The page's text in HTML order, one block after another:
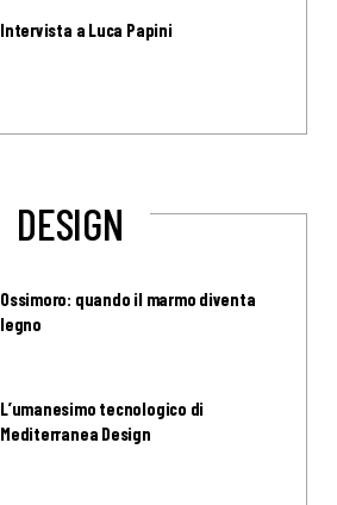
Intervista a Luca Papini
DESIGN
Ossimoro: quando il marmo diventa
legno
L’umanesimo tecnologico di
Mediterranea Design